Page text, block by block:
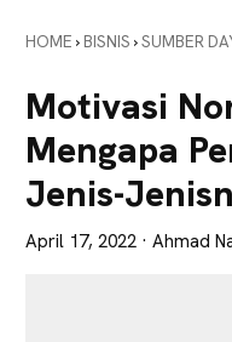
Anda
Tajam
HOME › BISNIS ›SUMBER
Motivasi
Mengapa
Jenis-
April 17, 2022 · Ahmad